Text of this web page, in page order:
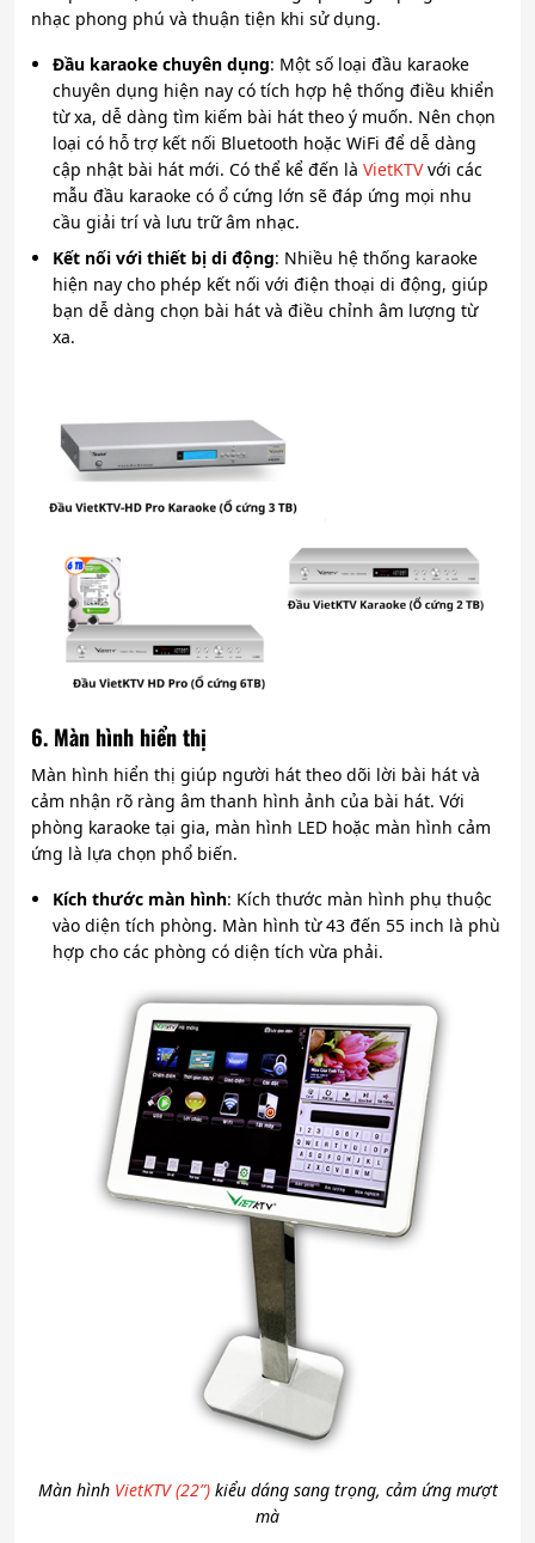
nhạc phong phú và thuận tiện khi sử dụng.
Đầu karaoke chuyên dụng: Một số loại đầu karaoke
chuyên dụng hiện nay có tích hợp hệ thống điều khiển
từ xa, dễ dàng tìm kiếm bài hát theo ý muốn. Nên chọn
loại có hỗ trợ kết nối Bluetooth hoặc WiFi để dễ dàng
cập nhật bài hát mới. Có thể kể đến làVietKTVvới các
mẫu đầu karaoke có ổ cứng lớn sẽ đáp ứng mọi nhu
cầu giải trí và lưu trữ âm nhạc.
Kết nối với thiết bị di động: Nhiều hệ thống karaoke
hiện nay cho phép kết nối với điện thoại di động, giúp
bạn dễ dàng chọn bài hát và điều chỉnh âm lượng từ
xa.
6. Màn hình hiển thị
Màn hình hiển thị giúp người hát theo dõi lời bài hát và
cảm nhận rõ ràng âm thanh hình ảnh của bài hát. Với
phòng karaoke tại gia, màn hình LED hoặc màn hình cảm
ứng là lựa chọn phổ biến.
Kích thước màn hình: Kích thước màn hình phụ thuộc
vào diện tích phòng. Màn hình từ 43 đến 55 inch là phù
hợp cho các phòng có diện tích vừa phải.
Màn hình VietKTV (22”)kiểu dáng sang trọng, cảm ứng mượt
mà